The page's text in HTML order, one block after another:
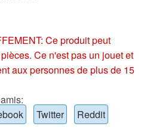
Ce produit peut
Ce n'est pas un jouet et
aux personnes de plus de 15
Twitter Reddit